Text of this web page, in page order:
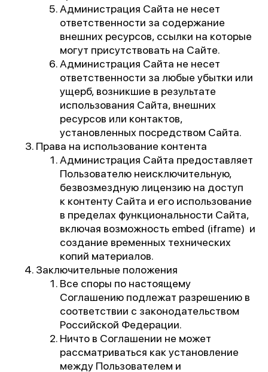
Администрация Сайта не несет
ответственности за содержание
внешних ресурсов, ссылки на которые
могут присутствовать на Сайте.
Администрация Сайта не несет
ответственности за любые убытки или
ущерб, возникшие в результате
использования Сайта, внешних
ресурсов или контактов,
установленных посредством Сайта.
Права на использование контента
Администрация Сайта предоставляет
Пользователю неисключительную,
безвозмездную лицензию на доступ
к контенту Сайта и его использование
в пределах функциональности Сайта,
включая возможность embed (iframe) и
создание временных технических
копий материалов.
Заключительные положения
Все споры по настоящему
Соглашению подлежат разрешению в
соответствии с законодательством
Российской Федерации.
Ничто в Соглашении не может
рассматриваться как установление
между Пользователем и